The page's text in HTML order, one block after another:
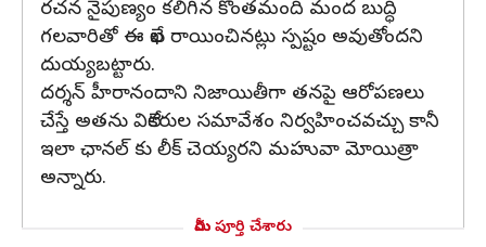
రచన నైపుణ్యం కలిగిన కొంతమంది మంద బుద్ధి
గలవారితో ఈ లేఖ రాయించినట్లు స్పష్టం అవుతోందని
దుయ్యబట్టారు.
దర్శన్ హీరానందాని నిజాయితీగా తనపై ఆరోపణలు
చేస్తే అతను విలేకరుల సమావేశం నిర్వహించవచ్చు కానీ
ఇలా ఛానల్ కు లీక్ చెయ్యరని మహువా మోయిత్రా
అన్నారు.
మీరు పూర్తి చేశారు